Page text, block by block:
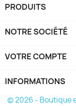
PRODUITS
NOTRE SOCIÉTÉ
VOTRE COMPTE
INFORMATIONS
© 2026 - Boutique